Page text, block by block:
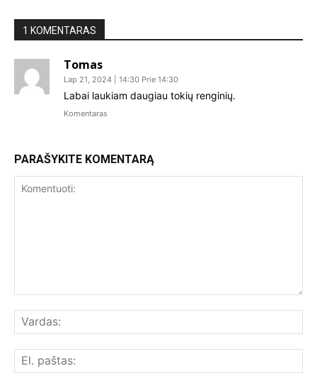
1 KOMENTARAS
Tomas
Lap 21, 2024 | 14:30 Prie 14:30
Labai laukiam daugiau tokių renginių.
Komentaras
PARAŠYKITE KOMENTARĄ